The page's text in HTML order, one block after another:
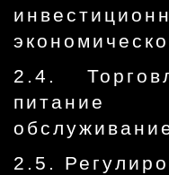
2.4.
2.5.